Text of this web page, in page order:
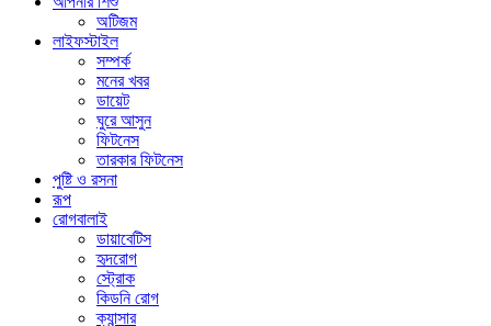
অটিজম
লাইফস্টাইল
সম্পর্ক
মনের খবর
ডায়েট
ঘুরে আসুন
ফিটনেস
তারকার ফিটনেস
পুষ্টি ও রসনা
রূপ
রোগবালাই
ডায়াবেটিস
হৃদরোগ
স্ট্রোক
কিডনি রোগ
ক্যান্সার